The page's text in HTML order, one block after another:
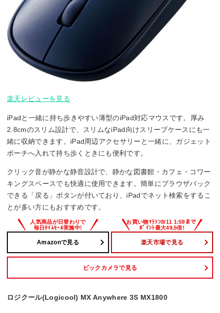
楽天レビューを見る
iPadと一緒に持ち歩きやすい薄型のiPad対応マウスです。厚み
2.8cmのスリム設計で、スリムなiPad向けスリーブケースにも一
緒に収納できます。iPad周辺アクセサリーと一緒に、ガジェット
ポーチへ入れて持ち歩くときにも便利です。
クリック音が静かな静音設計で、静かな図書館・カフェ・コワー
キングスペースでも快適に使用できます。簡単にブラウザバック
できる「戻る」ボタンが付いており、iPadでネット検索をするこ
とが多い方にもおすすめです。
Amazonで見る 楽天市場で見る
ビックカメラで見る
ロジクール(Logicool) MX Anywhere 3S MX1800